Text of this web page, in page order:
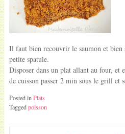
Il faut bien recouvrir le saumon et bien
petite spatule.
Disposer dans un plat allant au four, et
de cuisson passer 2 min sous le grill et
Posted inPlats
Taggedpoisson